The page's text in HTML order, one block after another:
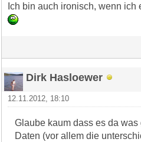
Ich bin auch ironisch, wenn
Dirk Hasloewer
12.11.2012, 18:10
Glaube kaum dass es da
Daten (vor allem die